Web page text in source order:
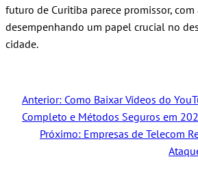
futuro de Curitiba parece promissor,
desempenhando um papel crucial no
cidade.
Anterior: Como Baixar Vídeos do
Completo e Métodos Seguros em
Próximo: Empresas de Telecom